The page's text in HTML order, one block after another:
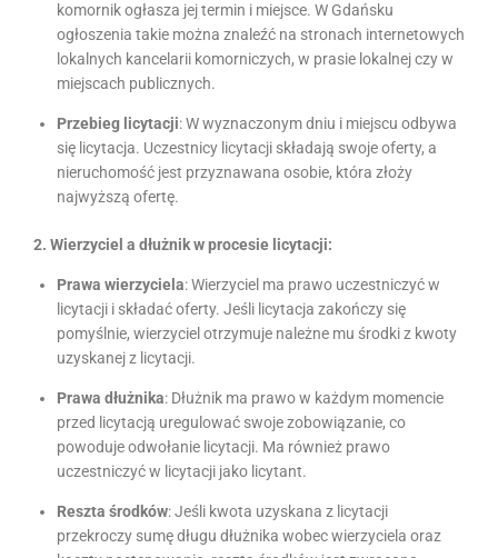
komornik ogłasza jej termin i miejsce. W Gdańsku
ogłoszenia takie można znaleźć na stronach internetowych
lokalnych kancelarii komorniczych, w prasie lokalnej czy w
miejscach publicznych.
Przebieg licytacji: W wyznaczonym dniu i miejscu odbywa
się licytacja. Uczestnicy licytacji składają swoje oferty, a
nieruchomość jest przyznawana osobie, która złoży
najwyższą ofertę.
2. Wierzyciel a dłużnik w procesie licytacji:
Prawa wierzyciela: Wierzyciel ma prawo uczestniczyć w
licytacji i składać oferty. Jeśli licytacja zakończy się
pomyślnie, wierzyciel otrzymuje należne mu środki z kwoty
uzyskanej z licytacji.
Prawa dłużnika: Dłużnik ma prawo w każdym momencie
przed licytacją uregulować swoje zobowiązanie, co
powoduje odwołanie licytacji. Ma również prawo
uczestniczyć w licytacji jako licytant.
Reszta środków: Jeśli kwota uzyskana z licytacji
przekroczy sumę długu dłużnika wobec wierzyciela oraz